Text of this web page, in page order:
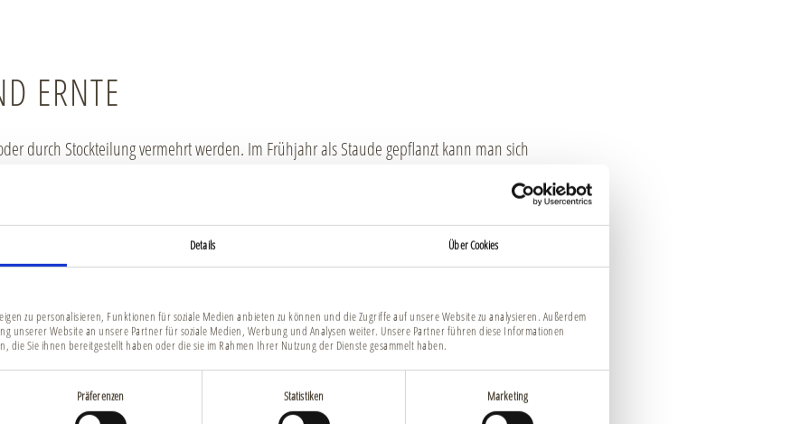
Details Über Cookies
zu personalisieren, Funktionen für soziale Medien anbieten zu können und die Zugriffe auf unsere Website zu analysieren. Außerdem
unserer Website an unsere Partner für soziale Medien, Werbung und Analysen weiter. Unsere Partner führen diese Informationen
die Sie ihnen bereitgestellt haben oder die sie im Rahmen Ihrer Nutzung der Dienste gesammelt haben.
Präferenzen Statistiken Marketing
ERNTE
durch Stockteilung vermehrt werden. Im Frühjahr als Staude gepflanzt kann man sich
und einen warmen und sonnigen Standort. Für arzneiliche Zwecke erntet man die
kann man das spezielle Salbei Aroma das ganze Jahr genießen!
die ätherischen Öle Thujon, Kampfer und Cineol. Bitterstoffe, Gerbstoffe und Flavonoide